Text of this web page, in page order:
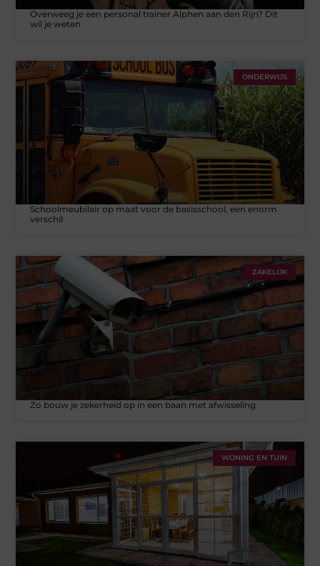
Overweeg je een personal trainer Alphen aan den Rijn? Dit
wil je weten
ONDERWIJS
Schoolmeubilair op maat voor de basisschool, een enorm
verschil
ZAKELIJK
Zo bouw je zekerheid op in een baan met afwisseling
WONING EN TUIN